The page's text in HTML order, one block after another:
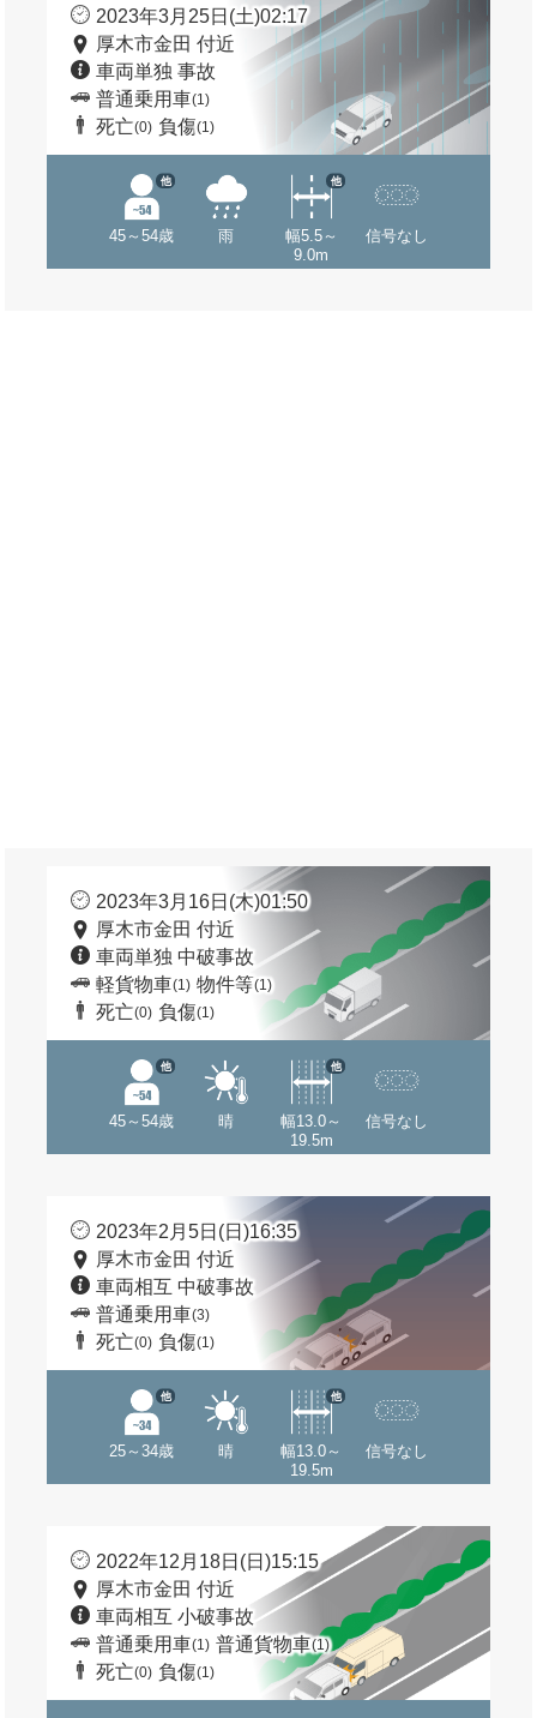
2023年3月25日(土)02:17
厚木市金田 付近
車両単独 事故
普通乗用車(1)
死亡(0) 負傷(1)
45～54歳
他
雨
幅5.5～
9.0m
他
信号なし
2023年3月16日(木)01:50
厚木市金田 付近
車両単独 中破事故
軽貨物車(1) 物件等(1)
死亡(0) 負傷(1)
45～54歳
他
晴
幅13.0～
19.5m
他
信号なし
2023年2月5日(日)16:35
厚木市金田 付近
車両相互 中破事故
普通乗用車(3)
死亡(0) 負傷(1)
25～34歳
他
晴
幅13.0～
19.5m
他
信号なし
2022年12月18日(日)15:15
厚木市金田 付近
車両相互 小破事故
普通乗用車(1) 普通貨物車(1)
死亡(0) 負傷(1)